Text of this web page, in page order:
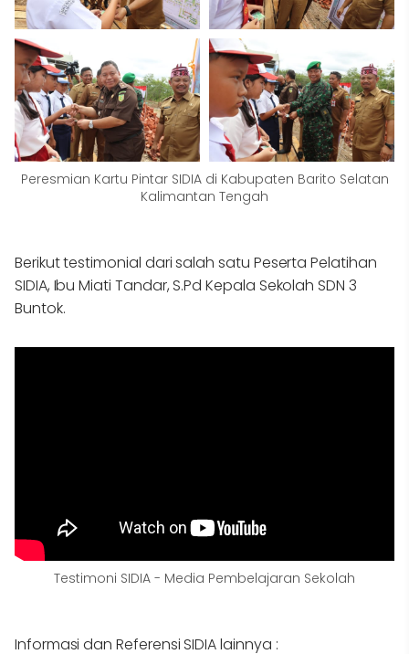
Peresmian Kartu Pintar SIDIA di Kabupaten Barito Selatan
Kalimantan Tengah
Berikut testimonial dari salah satu Peserta Pelatihan
SIDIA, Ibu Miati Tandar, S.Pd Kepala Sekolah SDN 3
Buntok.
Testimoni SIDIA - Media Pembelajaran Sekolah
Informasi dan Referensi SIDIA lainnya :